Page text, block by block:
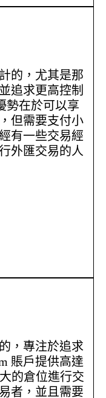
的，尤其是那
追求更高控制
勢在於可以享
但需要支付小
有一些交易經
外匯交易的人
，專注於追求
賬戶提供高達
的倉位進行交
者，並且需要